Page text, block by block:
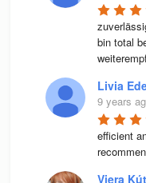
bin total
Livia
9 years
efficient
Viera